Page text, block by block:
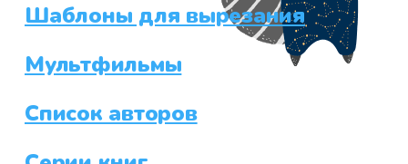
Шаблоны для вырезания
Мультфильмы
Список авторов